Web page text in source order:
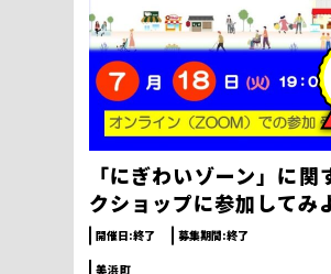
「にぎわいゾーン」に関
クショップに参加してみ
開催日:終了 募集期間:終了
美浜町